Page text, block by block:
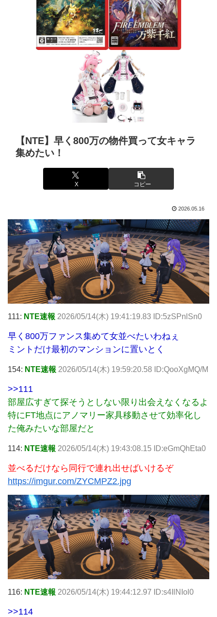
【NTE】早く800万の物件買って女キャラ
集めたい！
X コピー
2026.05.16
111: NTE速報 2026/05/14(木) 19:41:19.83 ID:5zSPnlSn0
早く800万ファンス集めて女並べたいわねぇ
ミントだけ最初のマンションに置いとく
154: NTE速報 2026/05/14(木) 19:59:20.58 ID:QooXgMQ/M
>>111
部屋広すぎて探そうとしない限り出会えなくなるよ
特にFT地点にアノマリー家具移動させて効率化し
た俺みたいな部屋だと
114: NTE速報 2026/05/14(木) 19:43:08.15 ID:eGmQhEta0
並べるだけなら同行で連れ出せばいけるぞ
https://imgur.com/ZYCMPZ2.jpg
116: NTE速報 2026/05/14(木) 19:44:12.97 ID:s4IlNIol0
>>114